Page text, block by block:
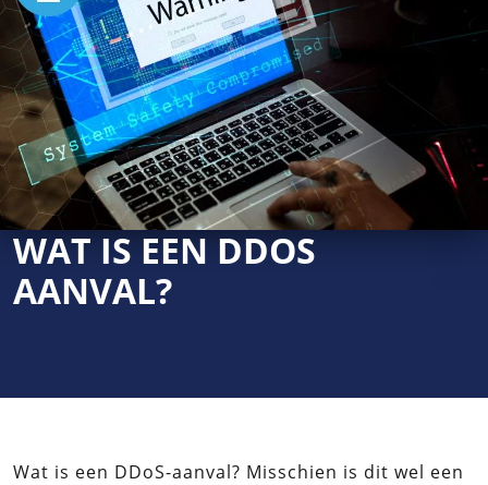
WAT IS EEN DDOS
AANVAL?
Wat is een DDoS-aanval? Misschien is dit wel een